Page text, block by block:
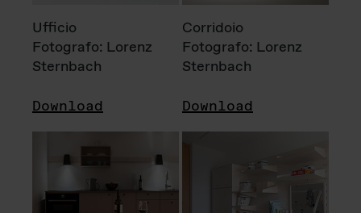
Ufficio
Fotografo: Lorenz
Sternbach
Download
Corridoio
Fotografo: Lorenz
Sternbach
Download